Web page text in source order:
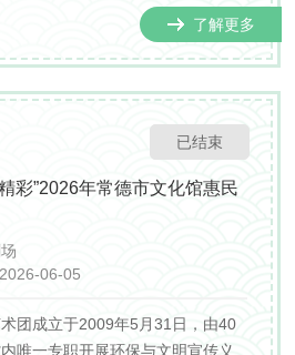
、文旅部门、乡镇村居、养老机
扶，推动新中式旗袍文化年轻
化走进社区、乡村、景区的落地
了解更多
已结束
彩”2026年常德市文化馆惠民
06-05
团成立于2009年5月31日，由40
唯一专职开展环保与文明宣传义